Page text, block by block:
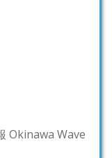
Okinawa Wave